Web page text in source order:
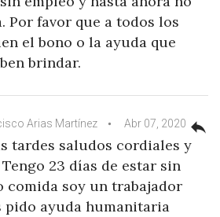
Por favor que a todos los
el bono o la ayuda que
brindar.
Arias Martínez Abr 07, 2020
tardes saludos cordiales y
23 días de estar sin
comida soy un trabajador
pido ayuda humanitaria
reply